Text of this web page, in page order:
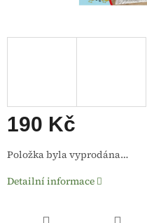
190 Kč
Měrná
cena:
Položka byla vyprodána…
Detailní informace